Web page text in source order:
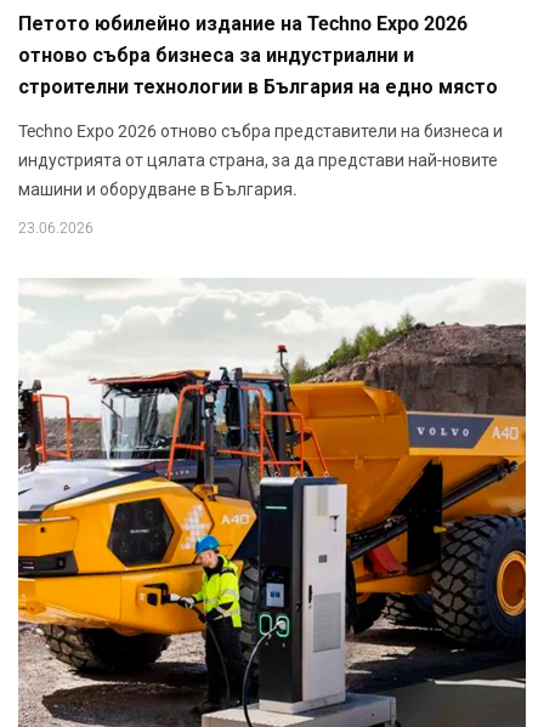
Петото юбилейно издание на Techno Expo 2026
отново събра бизнеса за индустриални и
строителни технологии в България на едно място
Techno Expo 2026 отново събра представители на бизнеса и
индустрията от цялата страна, за да представи най-новите
машини и оборудване в България.
23.06.2026